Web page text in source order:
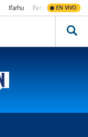
Ifarhu Fenómeno de El
EN VIVO